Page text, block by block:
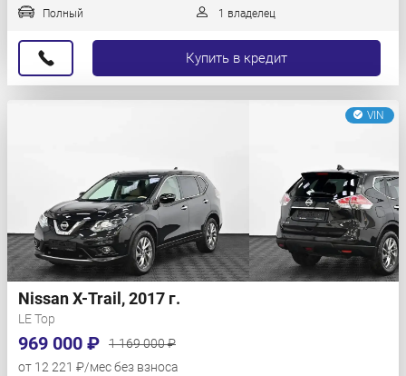
Полный 1 владелец
Купить в кредит
VIN
Nissan X-Trail, 2017 г.
LE Top
969 000 ₽
1 169 000 ₽
от 12 221 ₽/мес без взноса